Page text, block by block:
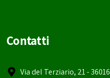
Contatti
Via del Terziario, 21 - 36016